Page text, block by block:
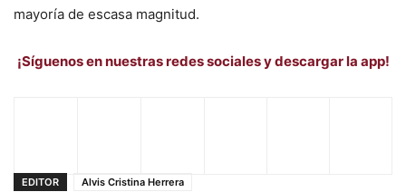
mayoría de escasa magnitud.
¡Síguenos en nuestras redes sociales y descargar la app!
EDITOR Alvis Cristina Herrera